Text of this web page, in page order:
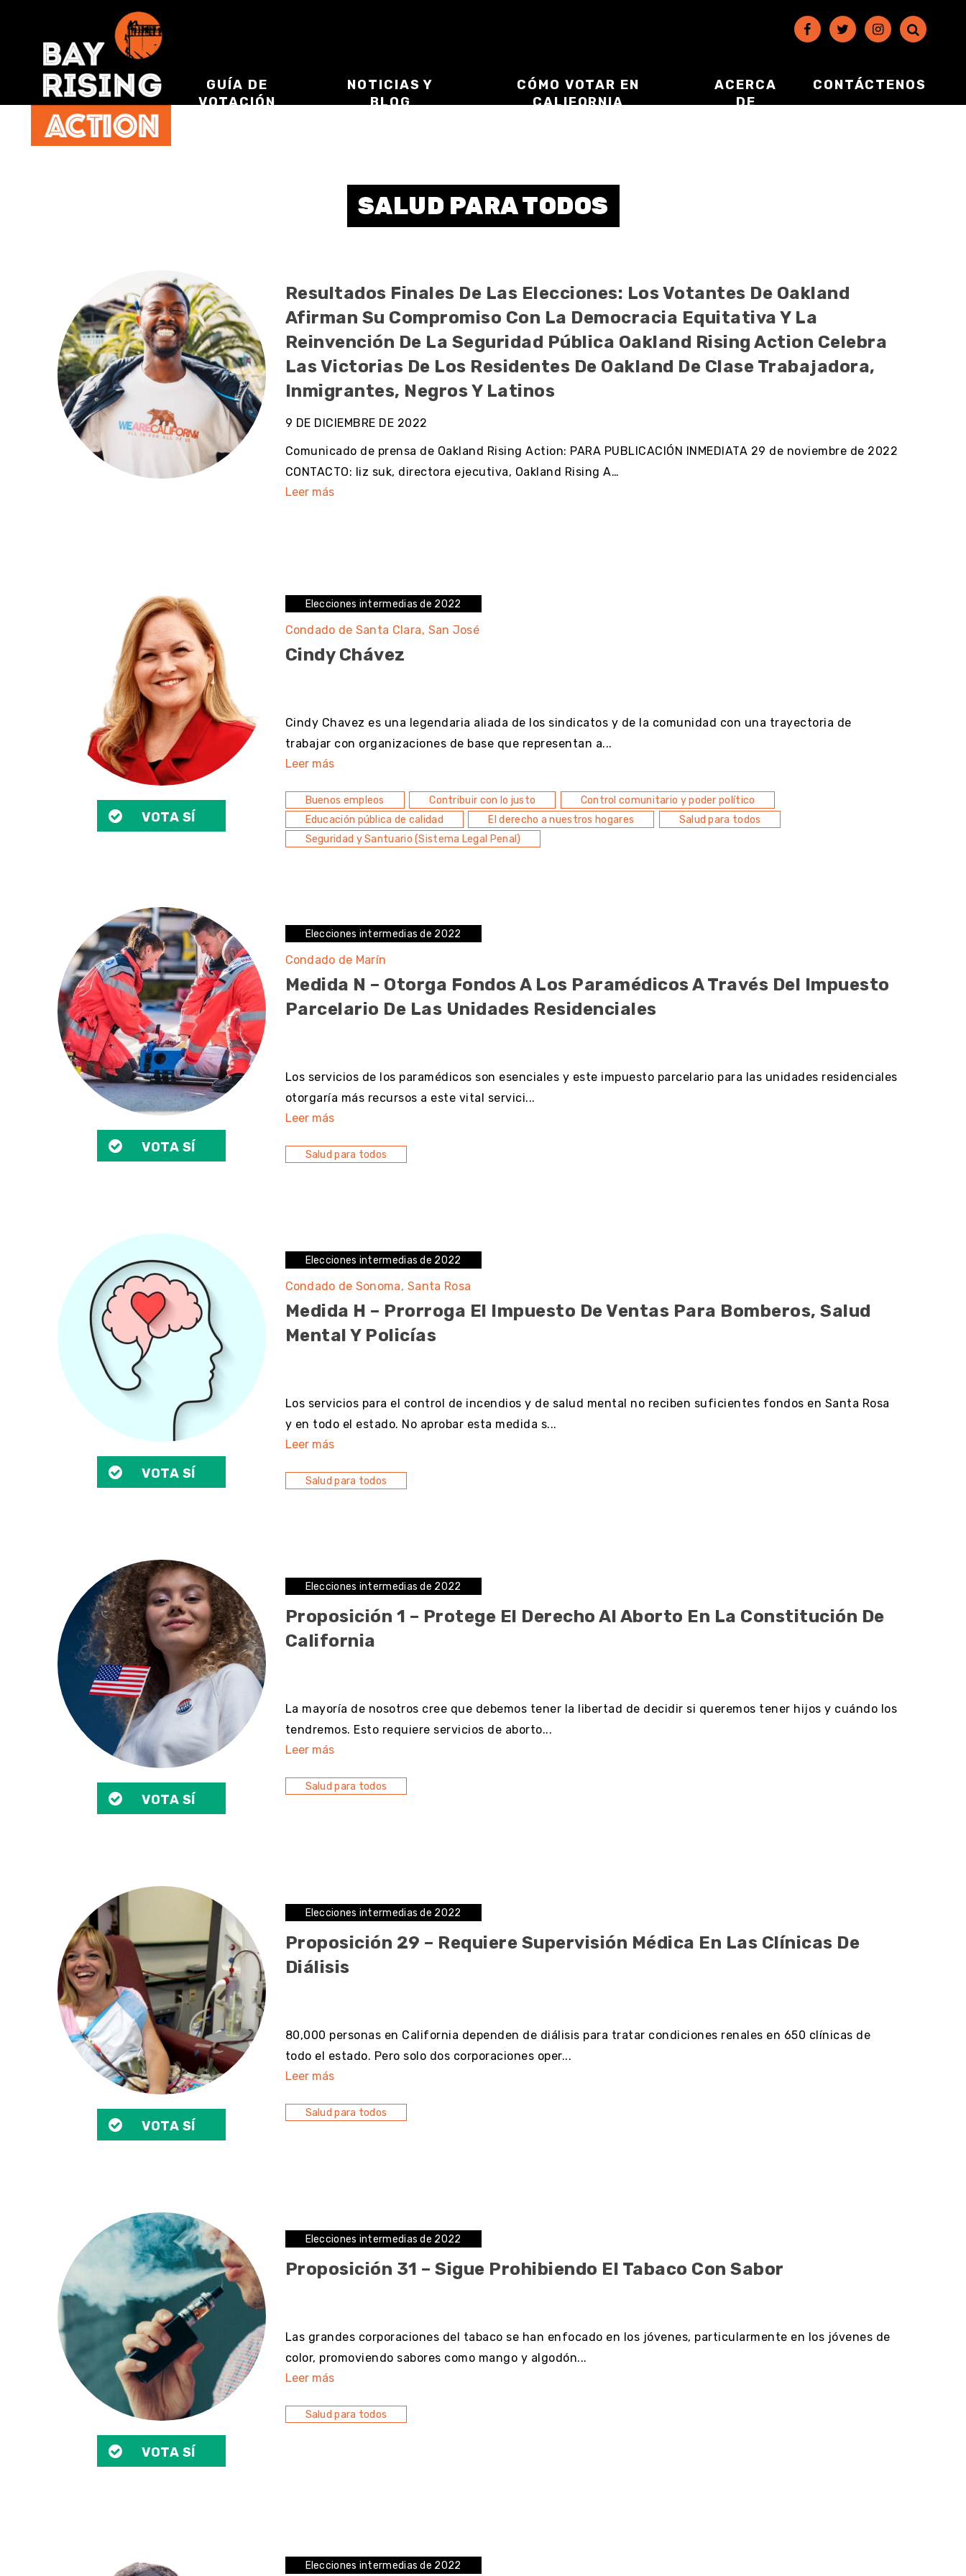
GUÍA DE
VOTACIÓN
NOTICIAS Y
BLOG
CÓMO VOTAR EN
CALIFORNIA
ACERCA
DE
CONTÁCTENOS
SALUD PARA TODOS
Resultados Finales De Las Elecciones: Los Votantes De Oakland
Afirman Su Compromiso Con La Democracia Equitativa Y La
Reinvención De La Seguridad Pública Oakland Rising Action Celebra
Las Victorias De Los Residentes De Oakland De Clase Trabajadora,
Inmigrantes, Negros Y Latinos
9 DE DICIEMBRE DE 2022
Comunicado de prensa de Oakland Rising Action: PARA PUBLICACIÓN INMEDIATA 29 de noviembre de 2022
CONTACTO: liz suk, directora ejecutiva, Oakland Rising A…
Leer más
VOTA SÍ
Elecciones intermedias de 2022
Condado de Santa Clara San José
Cindy Chávez
Cindy Chavez es una legendaria aliada de los sindicatos y de la comunidad con una trayectoria de
trabajar con organizaciones de base que representan a...
Leer más
Buenos empleos Contribuir con lo justo
Control comunitario y poder político
Educación pública de calidad
El derecho a nuestros hogares
Salud para todos
Seguridad y Santuario (Sistema Legal Penal)
VOTA SÍ
Elecciones intermedias de 2022
Condado de Marín
Medida N – Otorga Fondos A Los Paramédicos A Través Del Impuesto
Parcelario De Las Unidades Residenciales
Los servicios de los paramédicos son esenciales y este impuesto parcelario para las unidades residenciales
otorgaría más recursos a este vital servici...
Leer más
Salud para todos
VOTA SÍ
Elecciones intermedias de 2022
Condado de Sonoma Santa Rosa
Medida H – Prorroga El Impuesto De Ventas Para Bomberos, Salud
Mental Y Policías
Los servicios para el control de incendios y de salud mental no reciben suficientes fondos en Santa Rosa
y en todo el estado. No aprobar esta medida s...
Leer más
Salud para todos
VOTA SÍ
Elecciones intermedias de 2022
Proposición 1 – Protege El Derecho Al Aborto En La Constitución De
California
La mayoría de nosotros cree que debemos tener la libertad de decidir si queremos tener hijos y cuándo los
tendremos. Esto requiere servicios de aborto...
Leer más
Salud para todos
VOTA SÍ
Elecciones intermedias de 2022
Proposición 29 – Requiere Supervisión Médica En Las Clínicas De
Diálisis
80,000 personas en California dependen de diálisis para tratar condiciones renales en 650 clínicas de
todo el estado. Pero solo dos corporaciones oper...
Leer más
Salud para todos
VOTA SÍ
Elecciones intermedias de 2022
Proposición 31 – Sigue Prohibiendo El Tabaco Con Sabor
Las grandes corporaciones del tabaco se han enfocado en los jóvenes, particularmente en los jóvenes de
color, promoviendo sabores como mango y algodón...
Leer más
Salud para todos
Elecciones intermedias de 2022